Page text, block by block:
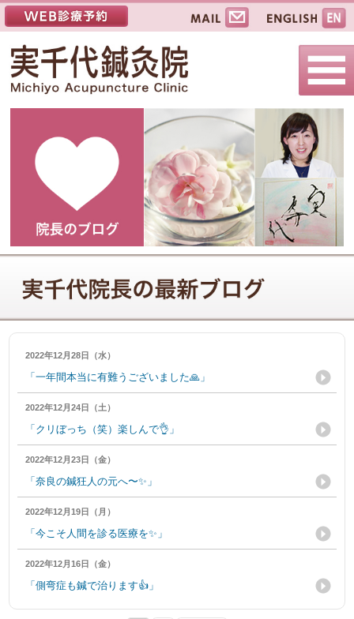
2022年12月28日（水）
「一年間本当に有難うございました🙏」
2022年12月24日（土）
「クリぼっち（笑）楽しんで👌」
2022年12月23日（金）
「奈良の鍼狂人の元へ〜✨」
2022年12月19日（月）
「今こそ人間を診る医療を✨」
2022年12月16日（金）
「側弯症も鍼で治ります👍」